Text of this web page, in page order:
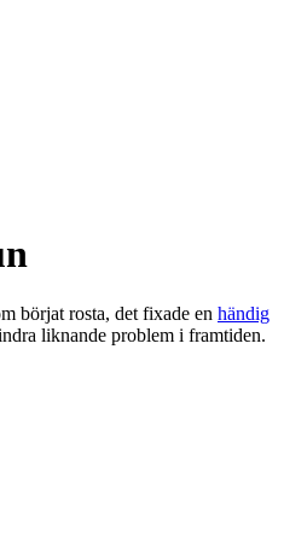
börjat rosta, det fixade en händig
liknande problem i framtiden.